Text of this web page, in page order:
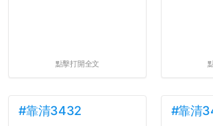
點擊打開全文
#靠清3432 #靠清